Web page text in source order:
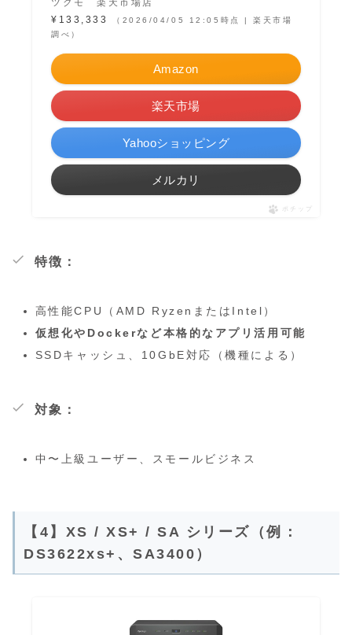
ツクモ 楽天市場店
¥133,333
（2026/04/05 12:05時点 | 楽天市場
調べ）
Amazon
楽天市場
Yahooショッピング
メルカリ
ポチップ
特徴：
高性能CPU（AMD RyzenまたはIntel）
仮想化やDockerなど本格的なアプリ活用可能
SSDキャッシュ、10GbE対応（機種による）
対象：
中〜上級ユーザー、スモールビジネス
【4】XS / XS+ / SA シリーズ（例：
DS3622xs+、SA3400）